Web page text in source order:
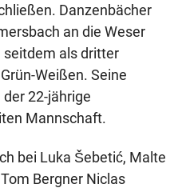
Danzenbächer
an die Weser
als dritter
Weißen. Seine
22-jährige
Mannschaft.
bei Luka Šebetić, Malte
Bergner Niclas